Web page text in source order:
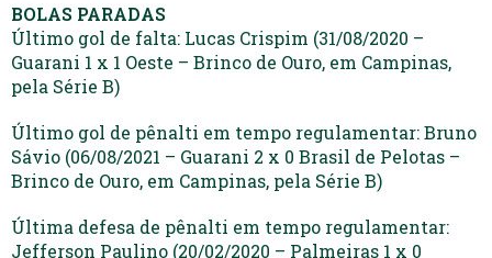
BOLAS PARADAS
Último gol de falta: Lucas Crispim (31/08/2020 –
Guarani 1 x 1 Oeste – Brinco de Ouro, em Campinas,
pela Série B)
Último gol de pênalti em tempo regulamentar: Bruno
Sávio (06/08/2021 – Guarani 2 x 0 Brasil de Pelotas –
Brinco de Ouro, em Campinas, pela Série B)
Última defesa de pênalti em tempo regulamentar:
Jefferson Paulino (20/02/2020 – Palmeiras 1 x 0